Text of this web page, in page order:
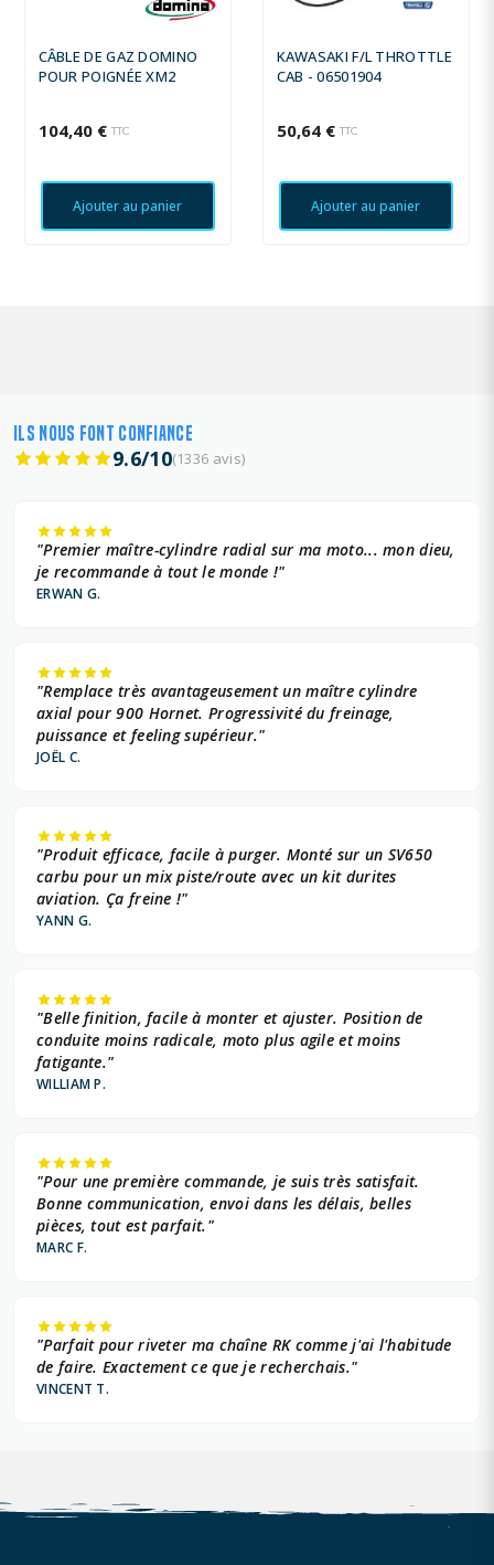
CÂBLE DE GAZ DOMINO
POUR POIGNÉE XM2
104,40 € TTC
Ajouter au panier
KAWASAKI F/L THROTTLE
CAB - 06501904
50,64 € TTC
Ajouter au panier
ILS NOUS FONT CONFIANCE
9.6/10(1336 avis)
"Premier maître-cylindre radial sur ma moto... mon dieu,
je recommande à tout le monde !"
ERWAN G.
"Remplace très avantageusement un maître cylindre
axial pour 900 Hornet. Progressivité du freinage,
puissance et feeling supérieur."
JOËL C.
"Produit efficace, facile à purger. Monté sur un SV650
carbu pour un mix piste/route avec un kit durites
aviation. Ça freine !"
YANN G.
"Belle finition, facile à monter et ajuster. Position de
conduite moins radicale, moto plus agile et moins
fatigante."
WILLIAM P.
"Pour une première commande, je suis très satisfait.
Bonne communication, envoi dans les délais, belles
pièces, tout est parfait."
MARC F.
"Parfait pour riveter ma chaîne RK comme j'ai l'habitude
de faire. Exactement ce que je recherchais."
VINCENT T.